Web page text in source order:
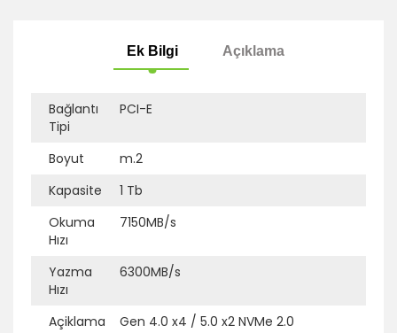
Bağlantı
Tipi
PCI-E
Boyut
m.2
Kapasite
1 Tb
Okuma
Hızı
7150MB/s
Yazma
Hızı
6300MB/s
Açiklama
Gen 4.0 x4 / 5.0 x2 NVMe 2.0